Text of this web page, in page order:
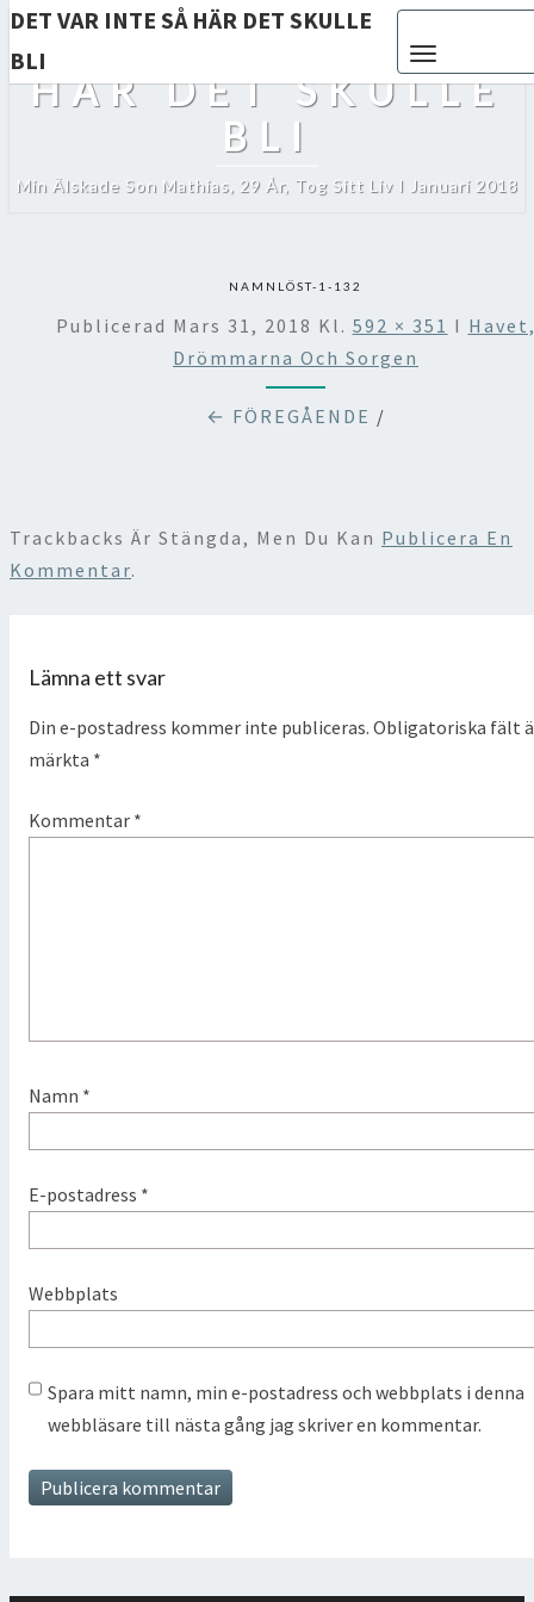
DET VAR INTE SÅ HÄR DET SKULLE
BLIDET VAR INTE SÅ
HÄR DET SKULLE
BLI
Min Älskade Son Mathias, 29 År, Tog Sitt Liv I Januari 2018
NAMNLÖST-1-132
Publicerad Mars 31, 2018 Kl. 592 × 351 I
Drömmarna Och Sorgen
← FÖREGÅENDE /
Trackbacks Är Stängda, Men Du Kan Publicera En
Kommentar.
Lämna ett svar
Din e-postadress kommer inte publiceras. Obligatoriska fält
märkta *
Kommentar *
Namn *
E-postadress *
Webbplats
Spara mitt namn, min e-postadress och webbplats i denna
webbläsare till nästa gång jag skriver en kommentar.